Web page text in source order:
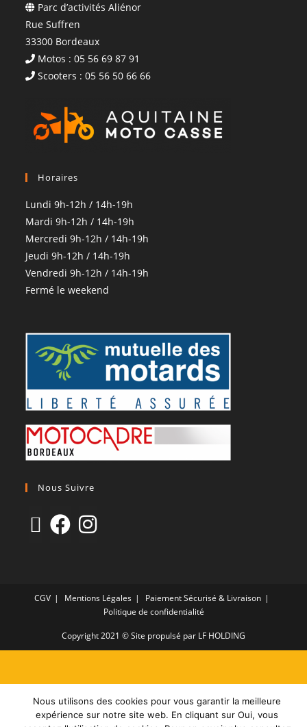
Parc d’activités Aliénor
Rue Suffren
33300 Bordeaux
Motos : 05 56 69 87 91
Scooters : 05 56 50 66 66
Horaires
Lundi 9h-12h / 14h-19h
Mardi 9h-12h / 14h-19h
Mercredi 9h-12h / 14h-19h
Jeudi 9h-12h / 14h-19h
Vendredi 9h-12h / 14h-19h
Fermé le weekend
Nous Suivre
CGV Mentions Légales
Paiement Sécurisé & Livraison
Politique de confidentialité
Copyright 2021 © Site propulsé par LF HOLDING
Nous utilisons des cookies pour vous garantir la meilleure
expérience sur notre site web. En cliquant sur Oui, vous